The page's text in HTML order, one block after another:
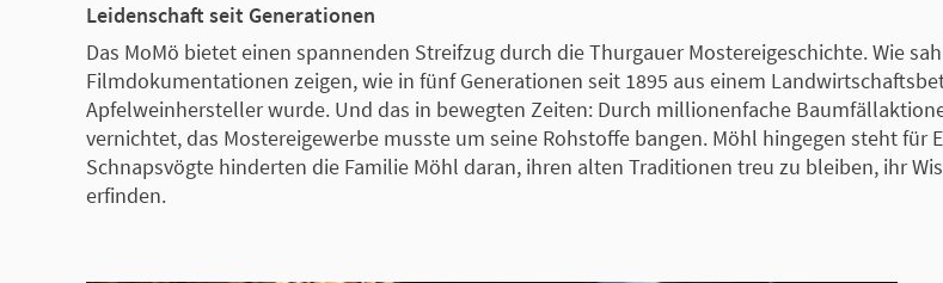
Leidenschaft seit Generationen
Das MoMö bietet einen spannenden Streifzug durch die Thurgauer Mostereigeschichte. Wie
Filmdokumentationen zeigen, wie in fünf Generationen seit 1895 aus einem
Apfelweinhersteller wurde. Und das in bewegten Zeiten: Durch millionenfache
vernichtet, das Mostereigewerbe musste um seine Rohstoffe bangen. Möhl hingegen steht
Schnapsvögte hinderten die Familie Möhl daran, ihren alten Traditionen treu zu bleiben, ihr
erfinden.